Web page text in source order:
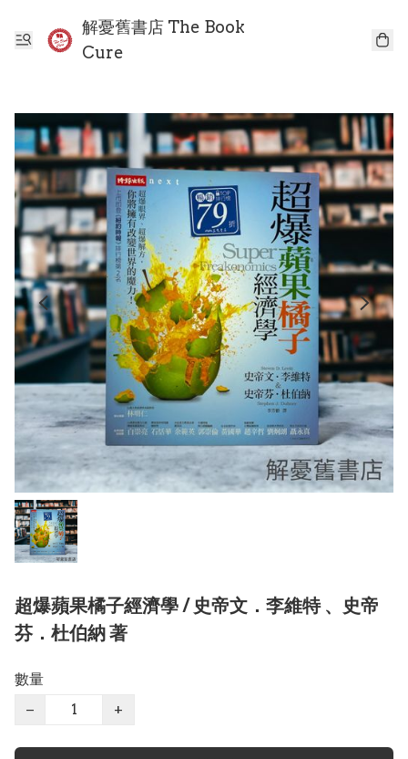
解憂舊書店 The Book
Cure
超爆蘋果橘子經濟學 / 史帝文．李維特 、史帝
芬．杜伯納 著
數量
−
+